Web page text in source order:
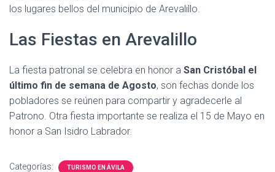
los lugares bellos del municipio de Arevalillo.
Las Fiestas en Arevalillo
La fiesta patronal se celebra en honor a San Cristóbal el
último fin de semana de Agosto, son fechas donde los
pobladores se reúnen para compartir y agradecerle al
Patrono. Otra fiesta importante se realiza el 15 de Mayo en
honor a San Isidro Labrador.
Categorías: TURISMO EN ÁVILA